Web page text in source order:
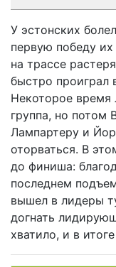
У эстонских
первую победу их
на трассе
быстро проиграл
Некоторое время
группа, но потом
Лампартеру и
оторваться. В
до финиша:
последнем
вышел в лидеры
догнать
хватило, и в